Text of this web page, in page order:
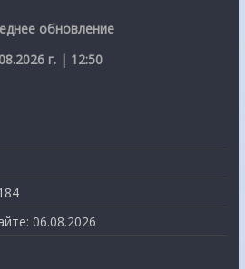
обновление
г. | 12:50
06.08.2026